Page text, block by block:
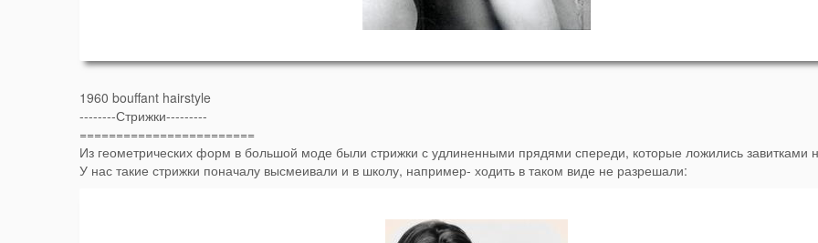
1960 bouffant hairstyle
--------Стрижки---------
========================
Из геометрических форм в большой моде были стрижки с удлиненными прядями спереди, которые ложились завитками
У нас такие стрижки поначалу высмеивали и в школу, например- ходить в таком виде не разрешали: